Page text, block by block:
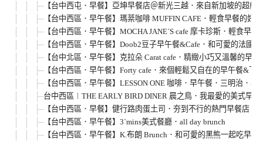
【台中西屯．早餐】亞坤早餐店＠新光三越．來自新加坡的超級
【台中西區．早午餐】瑪棻咖啡 MUFFIN CAFE．輕食早餐的好
【台中西區．早午餐】MOCHA JANE`S cafe 摩卡珍斯．輕食早
【台中西區．早午餐】Doob2豆子早午餐&Cafe．和可愛的法國
【台中北區．早午餐】克拉朵 Carat cafe．精緻小巧又溫馨的早午
【台中西區．早午餐】Forty cafe．來個輕鬆又自在的早午餐&下
【台中西區．早午餐】LESSON ONE 咖啡．早午餐．三明治．
台中西區︱THE EARLY BIRD DINER 晨之鳥．我最愛的美式早午
【台中西區．早餐】健行路肉蛋土司．夯到不行的熱門早餐店
【台中西區．早午餐】3`mins美式餐廳．all day brunch
【台中西區．早午餐】K.布朗 Brunch．和可愛的黑熊一起吃早午